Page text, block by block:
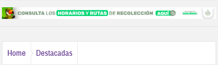
Palmas Avanza la regulación de establecimientos para la atención de las
Home Destacadas